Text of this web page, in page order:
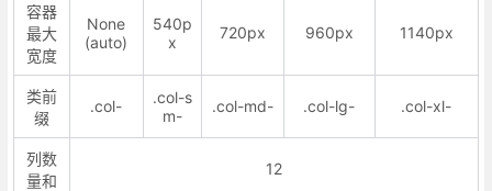
容器
最大
宽度
None
(auto)
540p
x
720px 960px 1140px
类前
缀
.col-
.col-s
m-
.col-md- .col-lg- .col-xl-
列数
量和
12